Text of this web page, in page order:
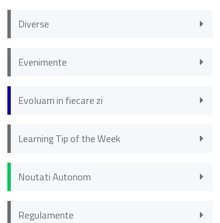
Diverse
Evenimente
Evoluam in fiecare zi
Learning Tip of the Week
Noutati Autonom
Regulamente